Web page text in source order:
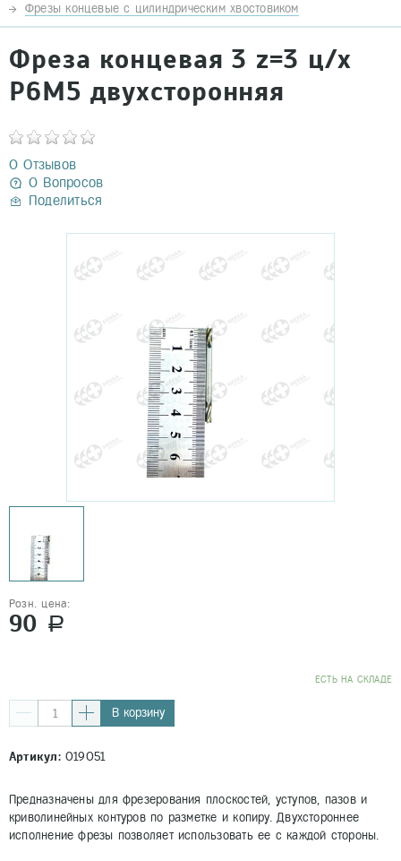
Фрезы концевые с цилиндрическим хвостовиком
Фреза концевая 3 z=3 ц/х
Р6М5 двухсторонняя
0 Отзывов
0 Вопросов
Поделиться
Розн. цена:
90 a
EСТЬ НА СКЛАДЕ
В корзину
Артикул:019051
Предназначены для фрезерования плоскостей, уступов, пазов и
криволинейных контуров по разметке и копиру. Двухстороннее
исполнение фрезы позволяет использовать ее с каждой стороны.